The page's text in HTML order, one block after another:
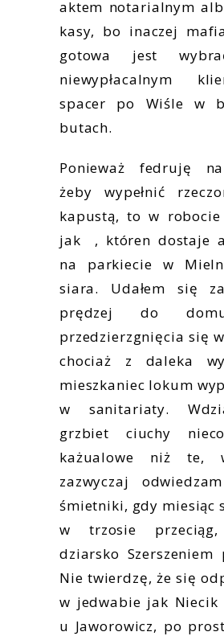
aktem notarialnym
kasy, bo inaczej
gotowa jest
niewypłacalnym
spacer po Wiśle w
butach.
Ponieważ fedruję
żeby wypełnić
kapustą, to w
jak , któren dostaje
na parkiecie w
siara. Udałem się
prędzej do
przedzierzgnięcia się
chociaż z daleka
mieszkaniec lokum
w sanitariaty.
grzbiet ciuchy
każualowe niż te,
zazwyczaj
śmietniki, gdy miesiąc
w trzosie przeciąg,
dziarsko Szerszeniem
Nie twierdzę, że się
w jedwabie jak Niecik
u Jaworowicz, po